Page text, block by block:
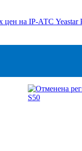
цен на IP-АТС Yeastar